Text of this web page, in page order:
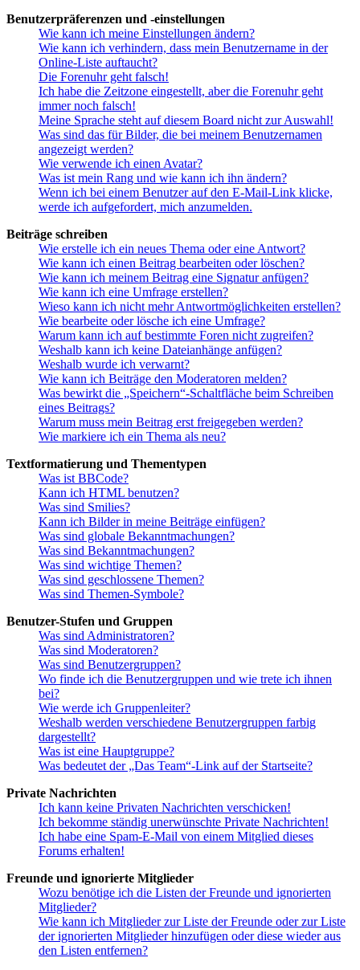
Benutzerpräferenzen und -einstellungen
Wie kann ich meine Einstellungen ändern?
Wie kann ich verhindern, dass mein Benutzername in der
Online-Liste auftaucht?
Die Forenuhr geht falsch!
Ich habe die Zeitzone eingestellt, aber die Forenuhr geht
immer noch falsch!
Meine Sprache steht auf diesem Board nicht zur Auswahl!
Was sind das für Bilder, die bei meinem Benutzernamen
angezeigt werden?
Wie verwende ich einen Avatar?
Was ist mein Rang und wie kann ich ihn ändern?
Wenn ich bei einem Benutzer auf den E-Mail-Link klicke,
werde ich aufgefordert, mich anzumelden.
Beiträge schreiben
Wie erstelle ich ein neues Thema oder eine Antwort?
Wie kann ich einen Beitrag bearbeiten oder löschen?
Wie kann ich meinem Beitrag eine Signatur anfügen?
Wie kann ich eine Umfrage erstellen?
Wieso kann ich nicht mehr Antwortmöglichkeiten erstellen?
Wie bearbeite oder lösche ich eine Umfrage?
Warum kann ich auf bestimmte Foren nicht zugreifen?
Weshalb kann ich keine Dateianhänge anfügen?
Weshalb wurde ich verwarnt?
Wie kann ich Beiträge den Moderatoren melden?
Was bewirkt die „Speichern“-Schaltfläche beim Schreiben
eines Beitrags?
Warum muss mein Beitrag erst freigegeben werden?
Wie markiere ich ein Thema als neu?
Textformatierung und Thementypen
Was ist BBCode?
Kann ich HTML benutzen?
Was sind Smilies?
Kann ich Bilder in meine Beiträge einfügen?
Was sind globale Bekanntmachungen?
Was sind Bekanntmachungen?
Was sind wichtige Themen?
Was sind geschlossene Themen?
Was sind Themen-Symbole?
Benutzer-Stufen und Gruppen
Was sind Administratoren?
Was sind Moderatoren?
Was sind Benutzergruppen?
Wo finde ich die Benutzergruppen und wie trete ich ihnen
bei?
Wie werde ich Gruppenleiter?
Weshalb werden verschiedene Benutzergruppen farbig
dargestellt?
Was ist eine Hauptgruppe?
Was bedeutet der „Das Team“-Link auf der Startseite?
Private Nachrichten
Ich kann keine Privaten Nachrichten verschicken!
Ich bekomme ständig unerwünschte Private Nachrichten!
Ich habe eine Spam-E-Mail von einem Mitglied dieses
Forums erhalten!
Freunde und ignorierte Mitglieder
Wozu benötige ich die Listen der Freunde und ignorierten
Mitglieder?
Wie kann ich Mitglieder zur Liste der Freunde oder zur Liste
der ignorierten Mitglieder hinzufügen oder diese wieder aus
den Listen entfernen?